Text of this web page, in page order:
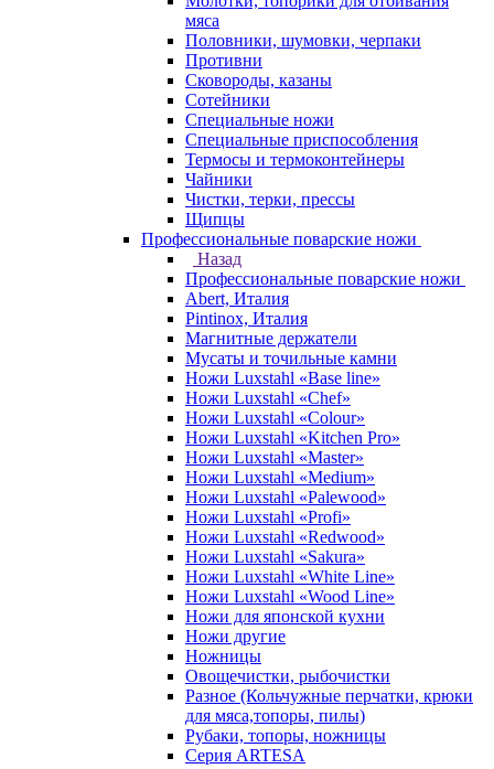
мяса
Половники, шумовки, черпаки
Противни
Сковороды, казаны
Сотейники
Специальные ножи
Специальные приспособления
Термосы и термоконтейнеры
Чайники
Чистки, терки, прессы
Щипцы
Профессиональные поварские ножи
Назад
Профессиональные поварские ножи
Abert, Италия
Pintinox, Италия
Магнитные держатели
Мусаты и точильные камни
Ножи Luxstahl «Base line»
Ножи Luxstahl «Chef»
Ножи Luxstahl «Colour»
Ножи Luxstahl «Kitchen Pro»
Ножи Luxstahl «Master»
Ножи Luxstahl «Medium»
Ножи Luxstahl «Palewood»
Ножи Luxstahl «Profi»
Ножи Luxstahl «Redwood»
Ножи Luxstahl «Sakura»
Ножи Luxstahl «White Line»
Ножи Luxstahl «Wood Line»
Ножи для японской кухни
Ножи другие
Ножницы
Овощечистки, рыбочистки
Разное (Кольчужные перчатки, крюки
для мяса,топоры, пилы)
Рубаки, топоры, ножницы
Серия ARTESA